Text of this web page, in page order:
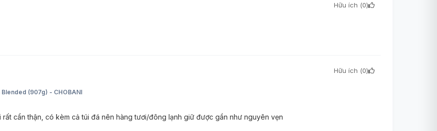
Hữu ích (0)
Hữu ích (0)
Blended (907g) - CHOBANI
cẩn thận, có kèm cả túi đá nên hàng tươi/đông lạnh giữ được gần như nguyên vẹn